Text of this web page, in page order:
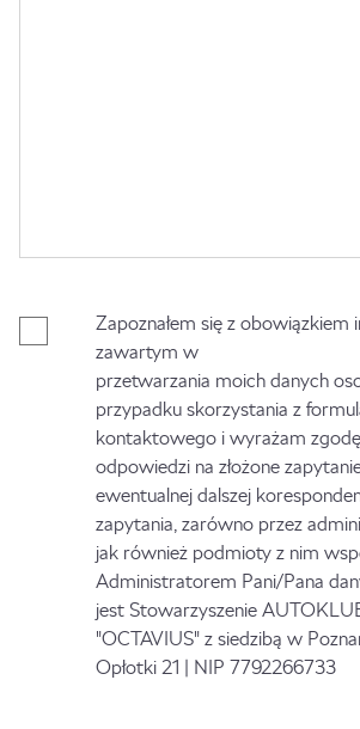
Zapoznałem się z obowiązkiem
zawartym w
przetwarzania moich danych
przypadku skorzystania z
kontaktowego i wyrażam
odpowiedzi na złożone
ewentualnej dalszej
zapytania, zarówno przez
jak również podmioty z nim
Administratorem Pani/Pana
jest Stowarzyszenie
"OCTAVIUS" z siedzibą w
Opłotki 21 | NIP 7792266733